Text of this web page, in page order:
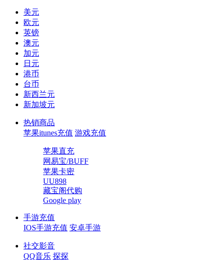
美元
欧元
英镑
澳元
加元
日元
港币
台币
新西兰元
新加坡元
热销商品
苹果itunes充值 游戏充值
苹果直充
网易宝/BUFF
苹果卡密
UU898
藏宝阁代购
Google play
手游充值
IOS手游充值 安卓手游
社交影音
QQ音乐 探探